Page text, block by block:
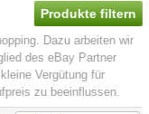
Produkte filtern
Dazu arbeiten wir
des eBay Partner
Vergütung für
zu beeinflussen.